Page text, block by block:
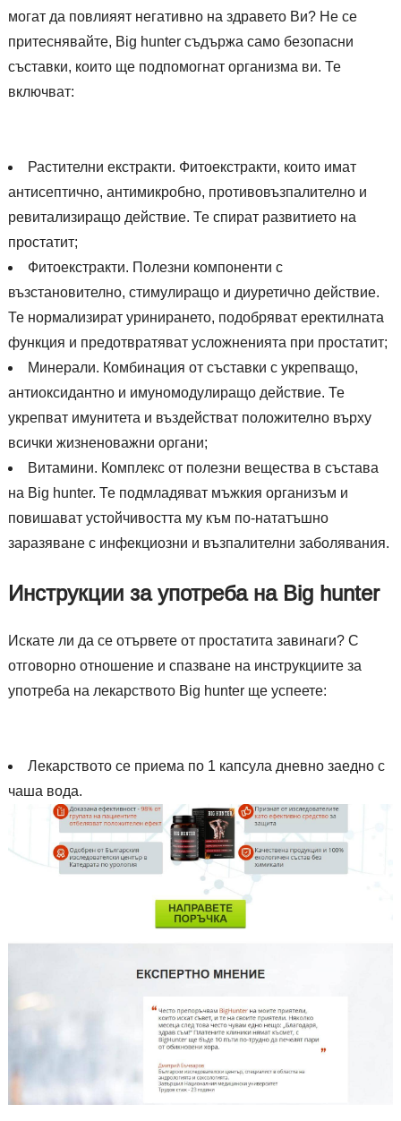
могат да повлияят негативно на здравето Ви? Не се
притеснявайте, Big hunter съдържа само безопасни
съставки, които ще подпомогнат организма ви. Те
включват:
Растителни екстракти. Фитоекстракти, които имат
антисептично, антимикробно, противовъзпалително и
ревитализиращо действие. Те спират развитието на
простатит;
Фитоекстракти. Полезни компоненти с
възстановително, стимулиращо и диуретично действие.
Те нормализират уринирането, подобряват еректилната
функция и предотвратяват усложненията при простатит;
Минерали. Комбинация от съставки с укрепващо,
антиоксидантно и имуномодулиращо действие. Те
укрепват имунитета и въздействат положително върху
всички жизненоважни органи;
Витамини. Комплекс от полезни вещества в състава
на Big hunter. Те подмладяват мъжкия организъм и
повишават устойчивостта му към по-нататъшно
заразяване с инфекциозни и възпалителни заболявания.
Инструкции за употреба на Big hunter
Искате ли да се отървете от простатита завинаги? С
отговорно отношение и спазване на инструкциите за
употреба на лекарството Big hunter ще успеете:
Лекарството се приема по 1 капсула дневно заедно с
чаша вода.